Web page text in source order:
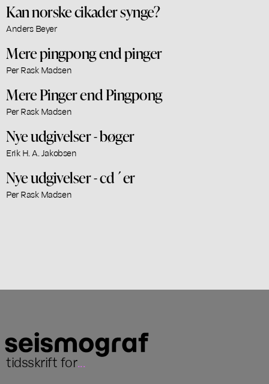
Kan norske cikader synge?
Anders Beyer
Mere pingpong end pinger
Per Rask Madsen
Mere Pinger end Pingpong
Per Rask Madsen
Nye udgivelser - bøger
Erik H. A. Jakobsen
Nye udgivelser - cd´er
Per Rask Madsen
tidsskrift for...